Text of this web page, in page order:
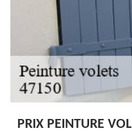
PRIX PEINTURE